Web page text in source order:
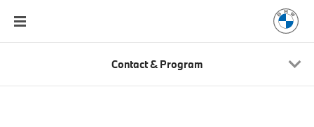
Contact & Program